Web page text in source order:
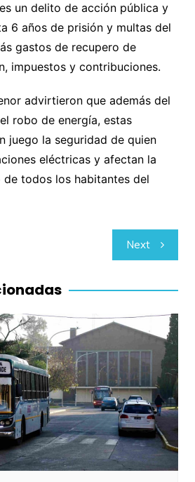
un delito de acción pública y
6 años de prisión y multas del
gastos de recupero de
impuestos y contribuciones.
advirtieron que además del
robo de energía, estas
juego la seguridad de quien
eléctricas y afectan la
todos los habitantes del
Next